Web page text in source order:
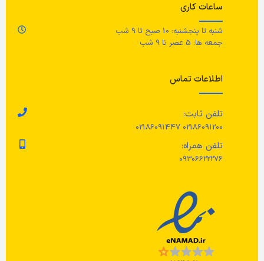
ساعات کاری
شنبه تا پنجشنبه: 10 صبح تا 9 شب
جمعه ها: 5 عصر تا 9 شب
اطلاعات تماس
تلفن ثابت:
02186091200 02186091447
تلفن همراه:
09306622276